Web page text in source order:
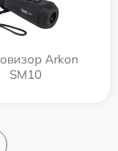
Arkon
SM10